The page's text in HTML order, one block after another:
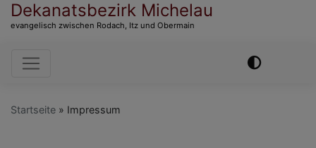
Dekanatsbezirk Michelau
evangelisch zwischen Rodach, Itz und Obermain
Hauptnavigation
Startseite Impressum